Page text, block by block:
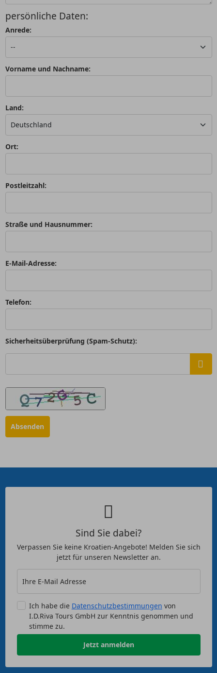
persönliche Daten:
Anrede:
Vorname und Nachname:
Land:
Ort:
Postleitzahl:
Straße und Hausnummer:
E-Mail-Adresse:
Telefon:
Sicherheitsüberprüfung (Spam-Schutz):
Sind Sie dabei?
Verpassen Sie keine Kroatien-Angebote! Melden Sie sich
jetzt für unseren Newsletter an.
Ihre E-Mail Adresse
Ich habe die Datenschutzbestimmungen von
I.D.Riva Tours GmbH zur Kenntnis genommen und
stimme zu.
Jetzt anmelden